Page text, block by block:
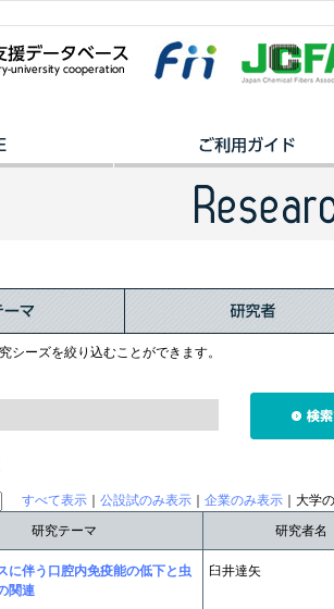
シーズを絞り込むことができます。
すべて表示 公設試のみ表示 企業のみ表示 ｜大学
研究テーマ 研究者名
に伴う口腔内免疫能の低下と虫
関連
臼井達矢